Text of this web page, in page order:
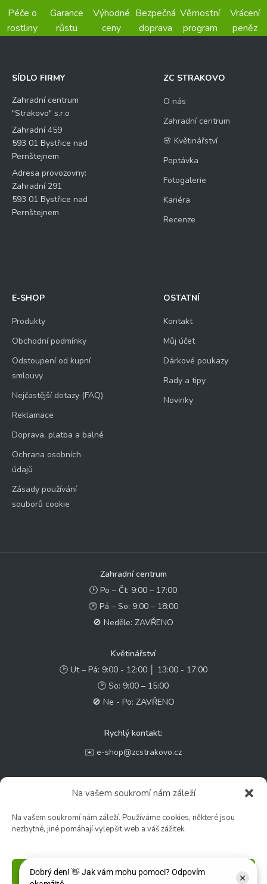
Na vašem soukromí nám záleží
Na vašem soukromí nám záleží. Používáme cookies, některé jsou
nezbytné, jiné pomáhají vylepšit web a váš zážitek.
Příjmout
Péče o
rostliny
Garance
růstu
Výhodné
ceny
Bezpečná
doprava
Věrnostní
program
Vrácení
peněz
SÍDLO FIRMY
Zahradní centrum
"Strakovo" s.r.o
Zahradní 459
593 01 Bystřice nad
Pernštejnem
Adresa provozovny:
Zahradní 291
593 01 Bystřice nad
Pernštejnem
ZC STRAKOVO
O nás
Zahradní centrum
🌸 Květinářství
Poptávka
Fotogalerie
Kariéra
Recenze
E-SHOP
Produkty
Obchodní podmínky
Odstoupení od kupní
smlouvy
Nejčastější dotazy (FAQ)
Reklamace
Doprava, platba a balné
Ochrana osobních
údajů
Zásady používání
souborů cookie
OSTATNÍ
Kontakt
Můj účet
Dárkové poukazy
Rady a tipy
Novinky
Zahradní centrum
🕑 Po – Čt: 9:00 – 17:00
🕑 Pá – So: 9:00 – 18:00
🚫 Neděle: ZAVŘENO
Květinářství
🕑 Ut – Pá: 9:00 - 12:00 │ 13:00 - 17:00
🕑 So: 9:00 – 15:00
🚫 Ne - Po: ZAVŘENO
Rychlý kontakt:
✉️ e-shop@zcstrakovo.cz